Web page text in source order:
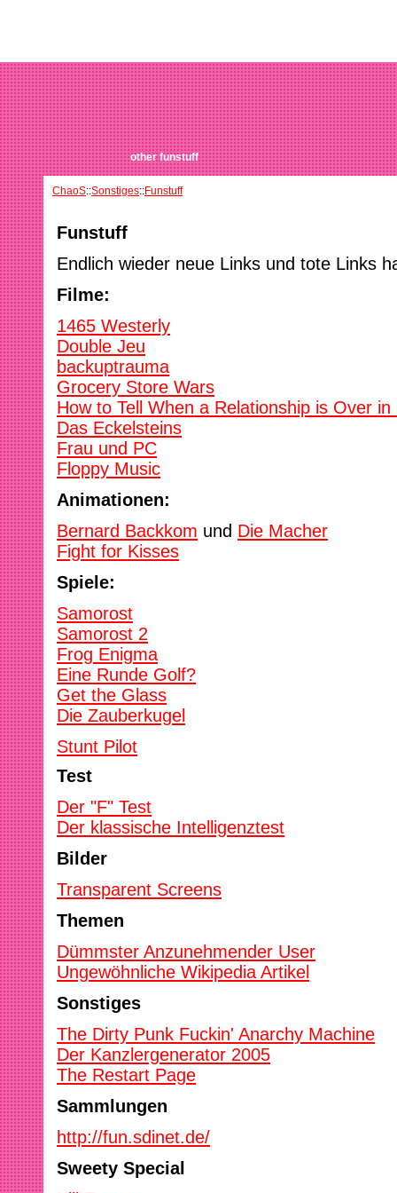
other funstuff
ChaoS::Sonstiges::Funstuff
Funstuff
Endlich wieder neue Links und tote Links
Filme:
1465 Westerly
Double Jeu
backuptrauma
Grocery Store Wars
How to Tell When a Relationship is Over
Das Eckelsteins
Frau und PC
Floppy Music
Animationen:
Bernard Backkom und Die Macher
Fight for Kisses
Spiele:
Samorost
Samorost 2
Frog Enigma
Eine Runde Golf?
Get the Glass
Die Zauberkugel
Stunt Pilot
Test
Der "F" Test
Der klassische Intelligenztest
Bilder
Transparent Screens
Themen
Dümmster Anzunehmender User
Ungewöhnliche Wikipedia Artikel
Sonstiges
The Dirty Punk Fuckin' Anarchy Machine
Der Kanzlergenerator 2005
The Restart Page
Sammlungen
http://fun.sdinet.de/
Sweety Special